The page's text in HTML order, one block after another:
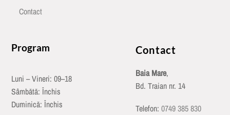
Contact
Program
Luni – Vineri: 09–18
Sâmbătă: Închis
Duminică: Închis
Contact
Baia Mare,
Bd. Traian nr. 14
Telefon: 0749 385 830